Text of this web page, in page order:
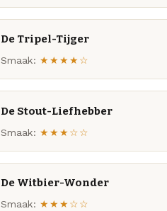
De Tripel-Tijger
Smaak: ★★★★☆
De Stout-Liefhebber
Smaak: ★★★☆☆
De Witbier-Wonder
Smaak: ★★★☆☆